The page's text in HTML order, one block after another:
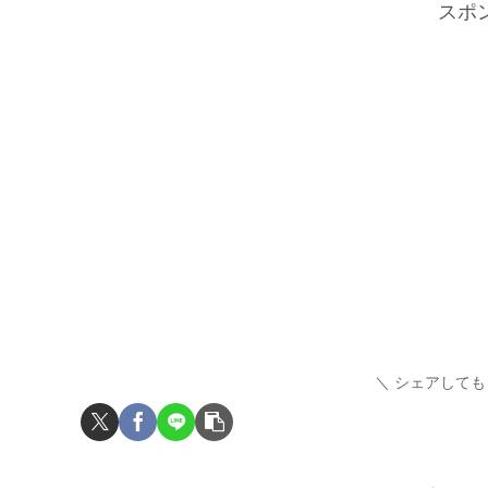
スポ
シェアして